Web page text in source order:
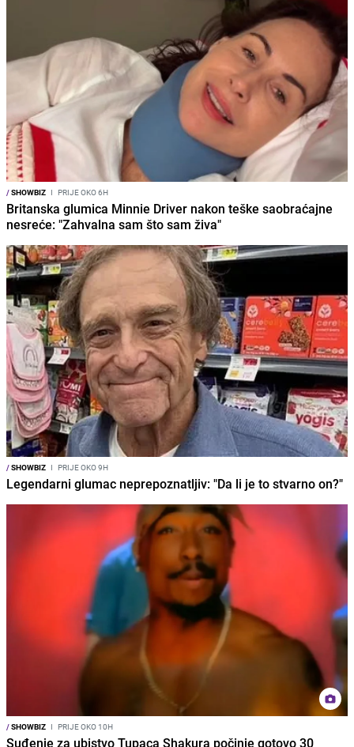
/SHOWBIZ I PRIJE OKO 6H
Britanska glumica Minnie Driver nakon teške saobraćajne
nesreće: "Zahvalna sam što sam živa"
/SHOWBIZ I PRIJE OKO 9H
Legendarni glumac neprepoznatljiv: "Da li je to stvarno on?"
/SHOWBIZ I PRIJE OKO 10H
Suđenje za ubistvo Tupaca Shakura počinje gotovo 30